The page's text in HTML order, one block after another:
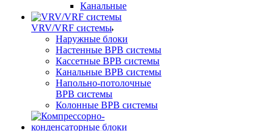
Канальные
VRV/VRF системы
Наружные блоки
Настенные ВРВ системы
Кассетные ВРВ системы
Канальные ВРВ системы
Напольно-потолочные
ВРВ системы
Колонные ВРВ системы